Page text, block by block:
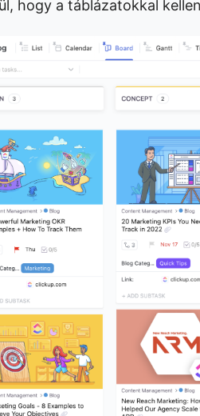
hogy a táblázatokkal